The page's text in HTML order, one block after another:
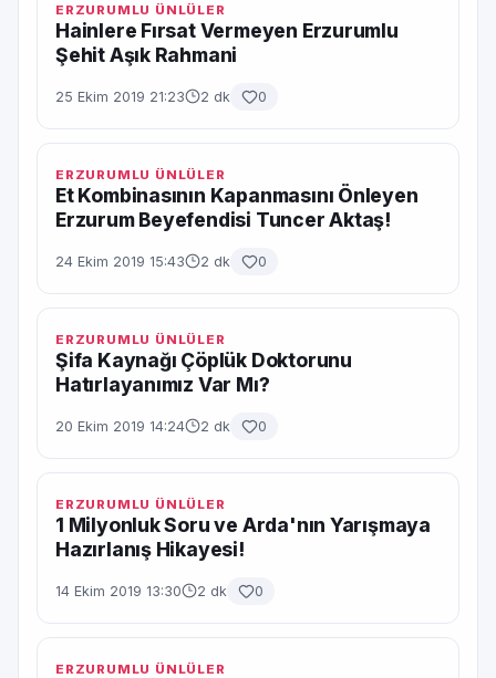
ERZURUMLU ÜNLÜLER
Hainlere Fırsat Vermeyen Erzurumlu
Şehit Aşık Rahmani
25 Ekim 2019 21:23 2 dk 0
ERZURUMLU ÜNLÜLER
Et Kombinasının Kapanmasını Önleyen
Erzurum Beyefendisi Tuncer Aktaş!
24 Ekim 2019 15:43 2 dk 0
ERZURUMLU ÜNLÜLER
Şifa Kaynağı Çöplük Doktorunu
Hatırlayanımız Var Mı?
20 Ekim 2019 14:24 2 dk 0
ERZURUMLU ÜNLÜLER
1 Milyonluk Soru ve Arda'nın Yarışmaya
Hazırlanış Hikayesi!
14 Ekim 2019 13:30 2 dk 0
ERZURUMLU ÜNLÜLER